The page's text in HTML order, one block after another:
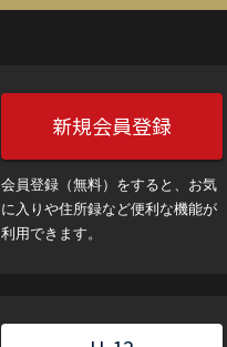
新規会員登録
会員登録（無料）をすると、お気
に入りや住所録など便利な機能が
利用できます。